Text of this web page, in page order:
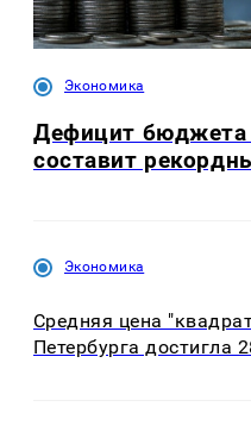
Экономика
Дефицит бюджета
составит
Экономика
Средняя цена
Петербурга достигла